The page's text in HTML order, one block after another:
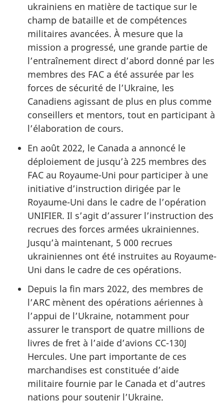
ukrainiens en matière de tactique sur le
champ de bataille et de compétences
militaires avancées. À mesure que la
mission a progressé, une grande partie de
l’entraînement direct d’abord donné par les
membres des FAC a été assurée par les
forces de sécurité de l’Ukraine, les
Canadiens agissant de plus en plus comme
conseillers et mentors, tout en participant à
l’élaboration de cours.
En août 2022, le Canada a annoncé le
déploiement de jusqu’à 225 membres des
FAC au Royaume-Uni pour participer à une
initiative d’instruction dirigée par le
Royaume-Uni dans le cadre de l’opération
UNIFIER. Il s’agit d’assurer l’instruction des
recrues des forces armées ukrainiennes.
Jusqu’à maintenant, 5 000 recrues
ukrainiennes ont été instruites au Royaume-
Uni dans le cadre de ces opérations.
Depuis la fin mars 2022, des membres de
l’ARC mènent des opérations aériennes à
l’appui de l’Ukraine, notamment pour
assurer le transport de quatre millions de
livres de fret à l’aide d’avions CC-130J
Hercules. Une part importante de ces
marchandises est constituée d’aide
militaire fournie par le Canada et d’autres
nations pour soutenir l’Ukraine.